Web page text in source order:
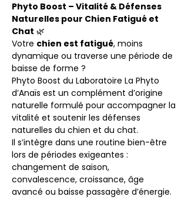
Phyto Boost – Vitalité & Défenses
Naturelles pour Chien Fatigué et
Chat 🌿
Votre chien est fatigué, moins
dynamique ou traverse une période de
baisse de forme ?
Phyto Boost du Laboratoire La Phyto
d’Anaïs est un complément d’origine
naturelle formulé pour accompagner la
vitalité et soutenir les défenses
naturelles du chien et du chat.
Il s’intègre dans une routine bien-être
lors de périodes exigeantes :
changement de saison,
convalescence, croissance, âge
avancé ou baisse passagère d’énergie.